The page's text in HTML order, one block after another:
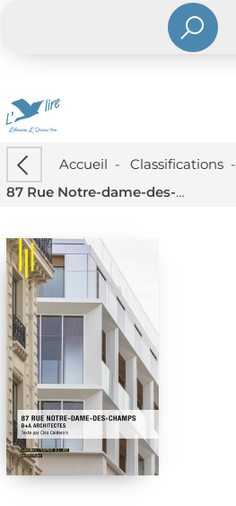
Accueil - Classifications-
87 Rue Notre-dame-des-champs : B+a Architectes